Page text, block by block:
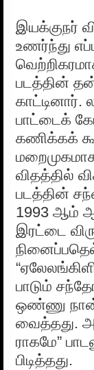
இயக்குநர்
உணர்ந்து
படத்தின்
காட்டினார்.
பாட்டைக்
கணிக்கக்
விதத்தில்
படத்தின்
1993 ஆம்
இரட்டை
பாடும்
ஒண்ணு நான்
வைத்தது.
ராகமே”
பிடித்தது.